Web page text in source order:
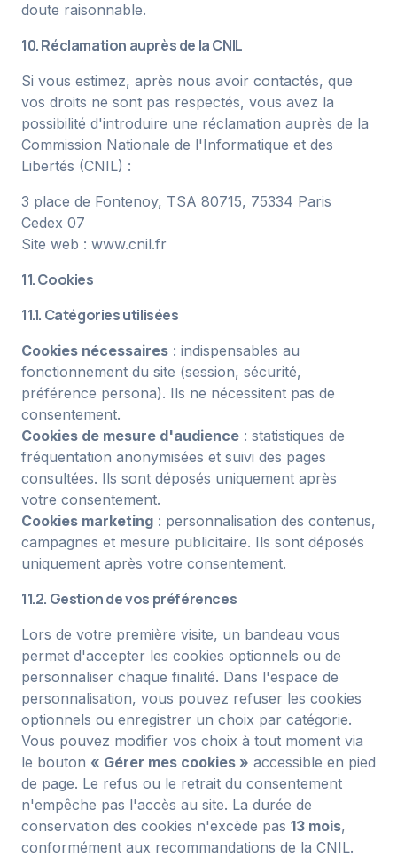
doute raisonnable.
10. Réclamation auprès de la CNIL
Si vous estimez, après nous avoir contactés, que
vos droits ne sont pas respectés, vous avez la
possibilité d'introduire une réclamation auprès de la
Commission Nationale de l'Informatique et des
Libertés (CNIL) :
3 place de Fontenoy, TSA 80715, 75334 Paris
Cedex 07
Site web : www.cnil.fr
11. Cookies
11.1. Catégories utilisées
Cookies nécessaires : indispensables au
fonctionnement du site (session, sécurité,
préférence persona). Ils ne nécessitent pas de
consentement.
Cookies de mesure d'audience : statistiques de
fréquentation anonymisées et suivi des pages
consultées. Ils sont déposés uniquement après
votre consentement.
Cookies marketing : personnalisation des contenus,
campagnes et mesure publicitaire. Ils sont déposés
uniquement après votre consentement.
11.2. Gestion de vos préférences
Lors de votre première visite, un bandeau vous
permet d'accepter les cookies optionnels ou de
personnaliser chaque finalité. Dans l'espace de
personnalisation, vous pouvez refuser les cookies
optionnels ou enregistrer un choix par catégorie.
Vous pouvez modifier vos choix à tout moment via
le bouton « Gérer mes cookies » accessible en pied
de page. Le refus ou le retrait du consentement
n'empêche pas l'accès au site. La durée de
conservation des cookies n'excède pas 13 mois,
conformément aux recommandations de la CNIL.